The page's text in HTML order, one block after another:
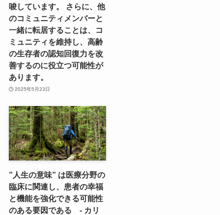
唆しています。 さらに、他
のコミュニティメンバーと
一緒に転居することは、コ
ミュニティを維持し、高齢
の生存者の認知回復力を改
善するのに役立つ可能性が
あります。
2025年5月23日
”人生の意味” は医療分野の
臨床に関連し、患者の幸福
と機能を強化できる可能性
のある要因である - カリ